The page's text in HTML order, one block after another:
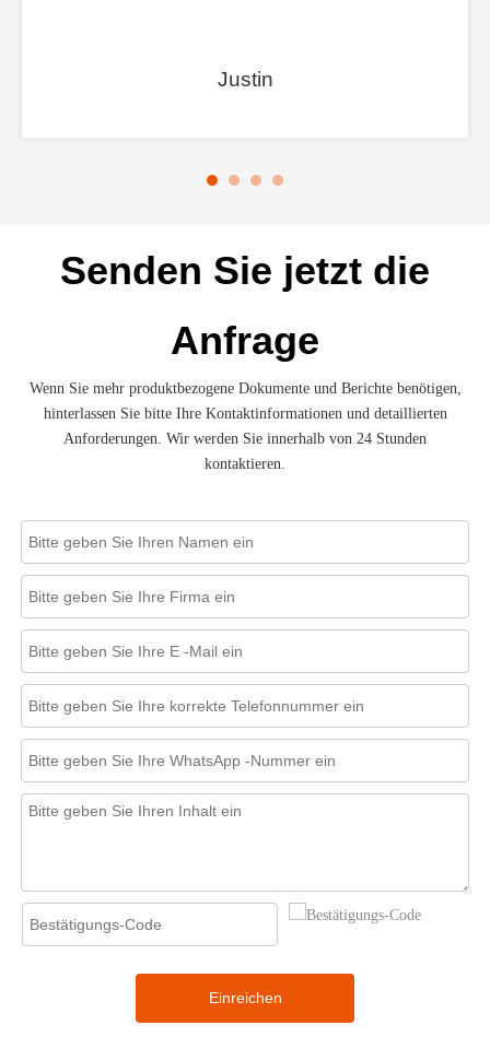
Justin
Senden Sie jetzt die
Anfrage
Wenn Sie mehr produktbezogene Dokumente und Berichte benötigen,
hinterlassen Sie bitte Ihre Kontaktinformationen und detaillierten
Anforderungen. Wir werden Sie innerhalb von 24 Stunden
kontaktieren.
Einreichen